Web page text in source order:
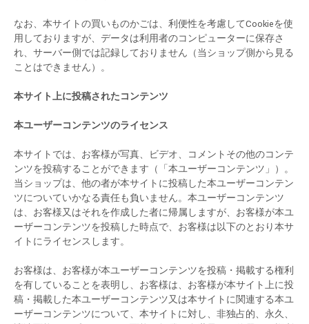
なお、本サイトの買いものかごは、利便性を考慮してCookieを使
用しておりますが、データは利用者のコンピューターに保存さ
れ、サーバー側では記録しておりません（当ショップ側から見る
ことはできません）。
本サイト上に投稿されたコンテンツ
本ユーザーコンテンツのライセンス
本サイトでは、お客様が写真、ビデオ、コメントその他のコンテ
ンツを投稿することができます（「本ユーザーコンテンツ」）。
当ショップは、他の者が本サイトに投稿した本ユーザーコンテン
ツについていかなる責任も負いません。本ユーザーコンテンツ
は、お客様又はそれを作成した者に帰属しますが、お客様が本ユ
ーザーコンテンツを投稿した時点で、お客様は以下のとおり本サ
イトにライセンスします。
お客様は、お客様が本ユーザーコンテンツを投稿・掲載する権利
を有していることを表明し、お客様は、お客様が本サイト上に投
稿・掲載した本ユーザーコンテンツ又は本サイトに関連する本ユ
ーザーコンテンツについて、本サイトに対し、非独占的、永久、